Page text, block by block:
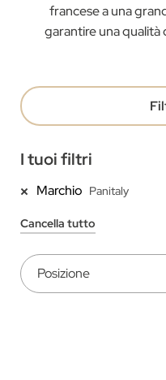
francese a una
garantire una qualità
I tuoi filtri
Marchio Panitaly
Cancella tutto